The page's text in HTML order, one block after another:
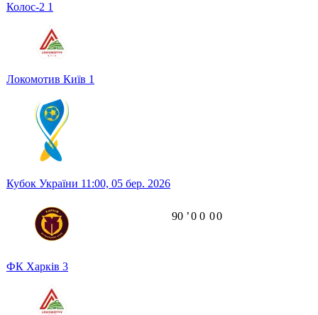
Колос-2 1
Локомотив Київ 1
Кубок України 11:00, 05 бер. 2026
ФК Харків 3
90 ʼ0 0 00